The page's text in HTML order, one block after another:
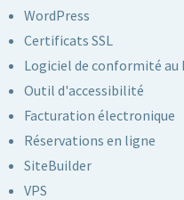
WordPress
Certificats SSL
Logiciel de conformité au
Outil d'accessibilité
Facturation électronique
Réservations en ligne
SiteBuilder
VPS